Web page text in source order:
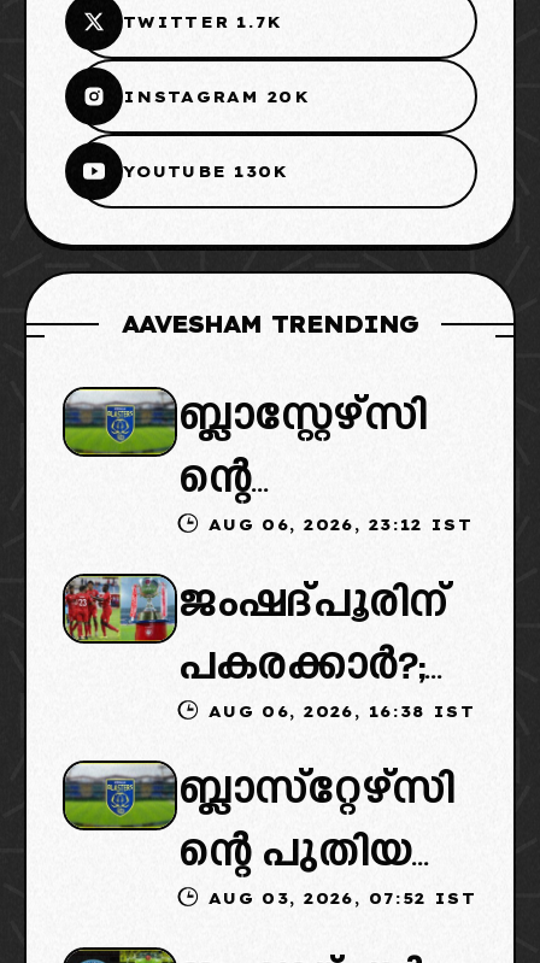
TWITTER 1.7K
INSTAGRAM 20K
YOUTUBE 130K
AAVESHAM TRENDING
ബ്ലാസ്റ്റേഴ്സി
ന്റെ
കൈമാറ്റത്തി
ൽ ട്വിസ്റ്റ്:
പുതിയ
ഉടമകളെത്താ
ൻ വൈകും,
കോടതിയുടെ
നീക്കവും
AUG 06, 2026, 23:12 IST
ജംഷദ്പൂരിന്
പകരക്കാർ?;
ഐഎസ്എല്ലി
ൽ പുതിയ
ടീമിനെ
ഉൾപ്പെടുത്താ
AUG 06, 2026, 16:38 IST
ബ്ലാസ്‌റ്റേഴ്‌സി
ന്റെ പുതിയ
ഉടമകളിൽAUG 03, 2026, 07:52 IST